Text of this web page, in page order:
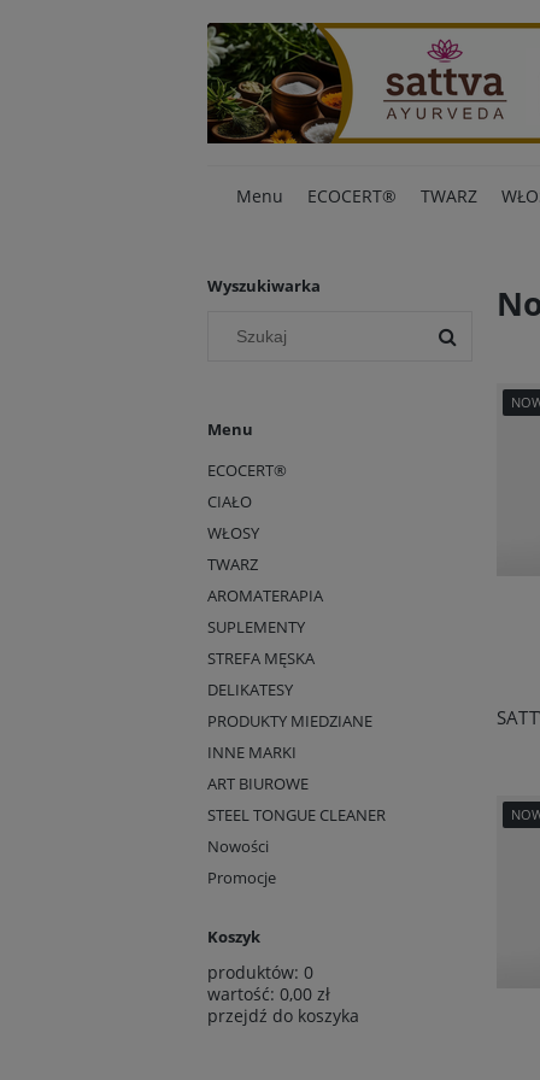
Menu ECOCERT® TWARZ
Wyszukiwarka
Menu
ECOCERT®
CIAŁO
WŁOSY
TWARZ
AROMATERAPIA
SUPLEMENTY
STREFA MĘSKA
DELIKATESY
PRODUKTY MIEDZIANE
INNE MARKI
ART BIUROWE
STEEL TONGUE CLEANER
Nowości
Promocje
Koszyk
produktów: 0
wartość: 0,00 zł
przejdź do koszyka